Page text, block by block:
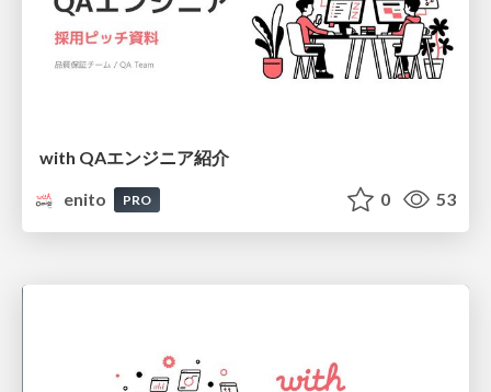
with QAエンジニア紹介
enito
PRO 0 53